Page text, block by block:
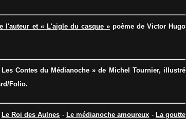
l'auteur et « L'aigle du casque » poème de Victor Hugo
Contes du Médianoche » de Michel Tournier, illustré
Folio.
Le Roi des Aulnes - Le médianoche amoureux - La goutte